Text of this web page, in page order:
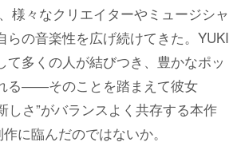
様々なクリエイターやミュージシャ
らの音楽性を広げ続けてきた。YUKI
て多くの人が結びつき、豊かなポッ
る――そのことを踏まえて彼女
しさ”がバランスよく共存する本作
作に臨んだのではないか。